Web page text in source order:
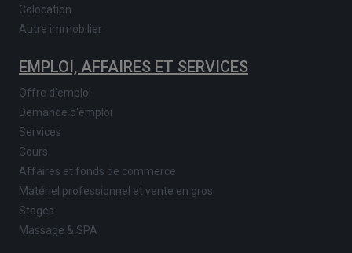
Colocation
Autre immobilier
EMPLOI, AFFAIRES ET SERVICES
Offre d'emploi
Demande d'emploi
Services
Cours
Affaires et fonds de commerce
Matériel professionnel et vente en gros
Stages
Massage & SPA